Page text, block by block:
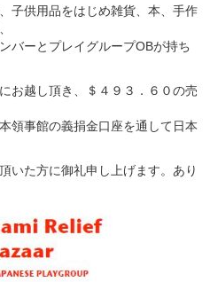
子供用品をはじめ雑貨、本、手作
バーとプレイグループOBが持ち
お越し頂き、＄４９３．６０の売
領事館の義捐金口座を通して日本
いた方に御礼申し上げます。あり